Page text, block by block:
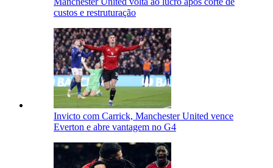
custos e restruturação
Invicto com Carrick, Manchester United vence
Everton e abre vantagem no G4